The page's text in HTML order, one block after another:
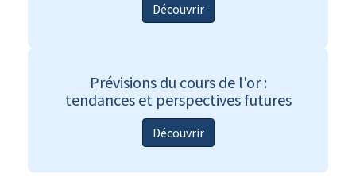
Découvrir
Prévisions du cours de l'or :
tendances et perspectives futures
Découvrir